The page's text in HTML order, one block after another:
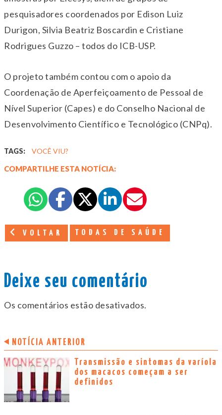
pesquisadores coordenados por Edison Luiz
Durigon, Silvia Beatriz Boscardin e Cristiane
Rodrigues Guzzo – todos do ICB-USP.
O projeto também contou com o apoio da
Coordenação de Aperfeiçoamento de Pessoal de
Nível Superior (Capes) e do Conselho Nacional de
Desenvolvimento Científico e Tecnológico (CNPq).
TAGS: VOCÊ VIU?
COMPARTILHE ESTA NOTÍCIA:
VOLTAR TODAS DE SAÚDE
Deixe seu comentário
Os comentários estão desativados.
NOTÍCIA ANTERIOR
Transmissão e sintomas da varíola
dos macacos começam a ser
definidos